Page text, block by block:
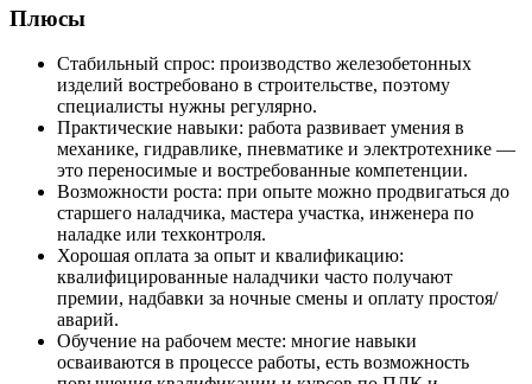
Плюсы
Стабильный спрос: производство железобетонных
изделий востребовано в строительстве, поэтому
специалисты нужны регулярно.
Практические навыки: работа развивает умения в
механике, гидравлике, пневматике и электротехнике —
это переносимые и востребованные компетенции.
Возможности роста: при опыте можно продвигаться до
старшего наладчика, мастера участка, инженера по
наладке или техконтроля.
Хорошая оплата за опыт и квалификацию:
квалифицированные наладчики часто получают
премии, надбавки за ночные смены и оплату простоя/
аварий.
Обучение на рабочем месте: многие навыки
осваиваются в процессе работы, есть возможность